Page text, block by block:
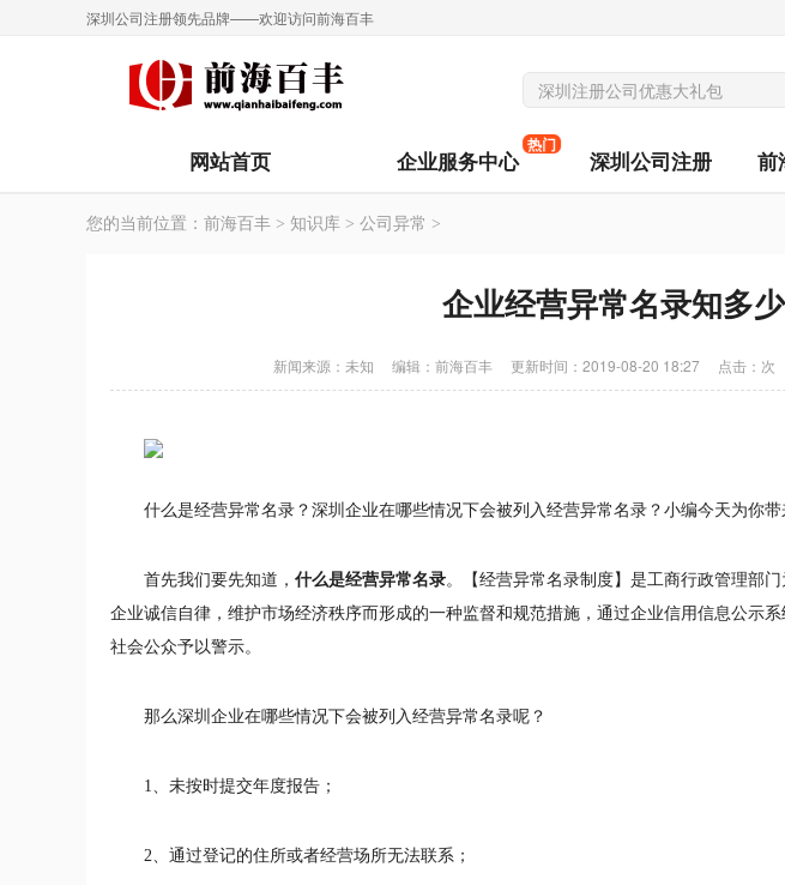
深圳公司注册领先品牌——欢迎访问前海百丰
网站首页 企业服务中心
热门
深圳公司注册 前
您的当前位置： 前海百丰 > 知识库 > 公司异常 >
企业经营异常名录知多少
新闻来源：未知 编辑： 前海百丰 更新时间： 2019-08-20 18:27 点击： 次
什么是经营异常名录？深圳企业在哪些情况下会被列入经营异常名录？小编今天为你带
首先我们要先知道， 什么是经营异常名录。【经营异常名录制度】是工商行政管理部
企业诚信自律，维护市场经济秩序而形成的一种监督和规范措施，通过企业信用信息公示
社会公众予以警示。
那么深圳企业在哪些情况下会被列入经营异常名录呢？
1、未按时提交年度报告；
2、通过登记的住所或者经营场所无法联系；